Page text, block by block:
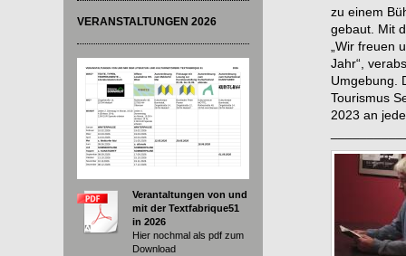
VERANSTALTUNGEN 2026
Verantaltungen von und
mit der Textfabrique51
in 2026
Hier nochmal als pdf zum
Download
zu einem
gebaut. Mit
„Wir freuen
Jahr“,
Umgebung.
Tourismus
2023 an